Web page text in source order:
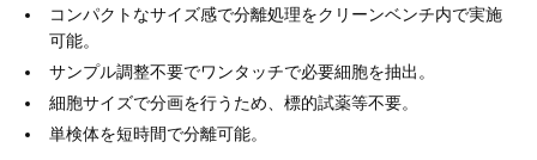
コンパクトなサイズ感で分離処理をクリーンベンチ内で実施
可能。
サンプル調整不要でワンタッチで必要細胞を抽出。
細胞サイズで分画を行うため、標的試薬等不要。
単検体を短時間で分離可能。